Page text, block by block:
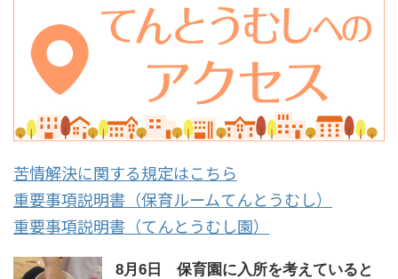
苦情解決に関する規定はこちら
重要事項説明書（保育ルームてんとうむし）
重要事項説明書（てんとうむし園）
8月6日 保育園に入所を考えていると